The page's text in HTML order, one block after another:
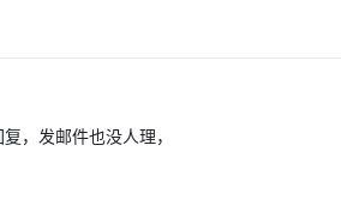
，发邮件也没人理，